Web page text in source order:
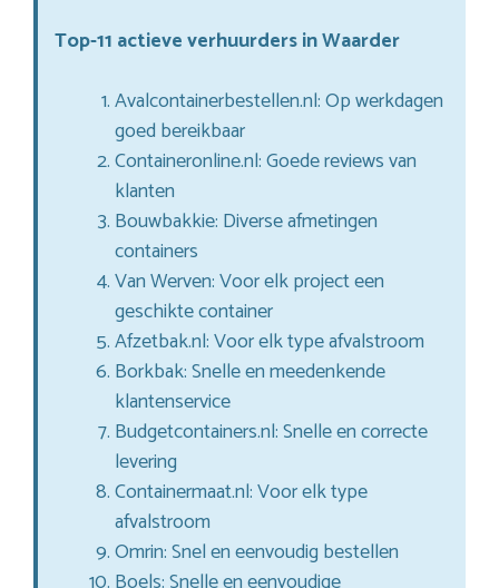
Top-11 actieve verhuurders in Waarder
Avalcontainerbestellen.nl: Op werkdagen
goed bereikbaar
Containeronline.nl: Goede reviews van
klanten
Bouwbakkie: Diverse afmetingen
containers
Van Werven: Voor elk project een
geschikte container
Afzetbak.nl: Voor elk type afvalstroom
Borkbak: Snelle en meedenkende
klantenservice
Budgetcontainers.nl: Snelle en correcte
levering
Containermaat.nl: Voor elk type
afvalstroom
Omrin: Snel en eenvoudig bestellen